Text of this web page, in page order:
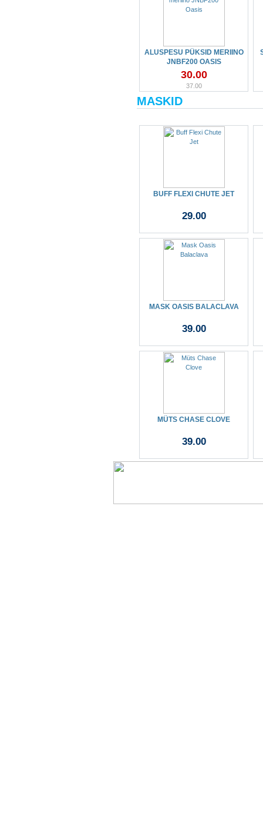
ALUSPESU PÜKSID MERIINO
JNBF200 OASIS
30.00
37.00
MASKID
BUFF FLEXI CHUTE JET
29.00
MASK OASIS BALACLAVA
39.00
MÜTS CHASE CLOVE
39.00